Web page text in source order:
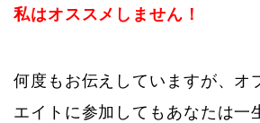
私はオススメしません！
何度もお伝えしていますが、オ
エイトに参加してもあなたは一